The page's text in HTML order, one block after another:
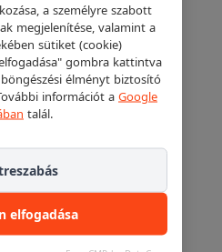
a személyre szabott
megjelenítése, valamint a
sütiket (cookie)
gombra kattintva
élményt biztosító
információt a Google
talál.
elfogadása